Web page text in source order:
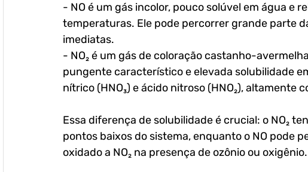
- NO é um gás incolor, pouco solúvel em água e
temperaturas. Ele pode percorrer grande parte
imediatas.
- NO₂ é um gás de coloração castanho-
pungente característico e elevada solubilidade
nítrico (HNO₃) e ácido nitroso (HNO₂), altamente
Essa diferença de solubilidade é crucial: o NO₂
pontos baixos do sistema, enquanto o NO pode
oxidado a NO₂ na presença de ozônio ou oxigênio.